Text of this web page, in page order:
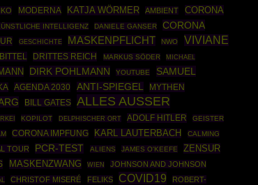
MODERNA KATJA WÖRMER AMBIENT
CORONA
INTELLIGENZ DANIELE GANSER
CORONA
GESCHICHTE MASKENPFLICHT NWO
VIVIANE
DRITTES REICH MARKUS SÖDER MICHAEL
DIRK POHLMANN YOUTUBE
SAMUEL
AGENDA 2030 ANTI-SPIEGEL
MYTHEN
BILL GATES
ALLES AUSSER
KOPILOT DELPHISCHER ORT ADOLF HITLER GEISTER
CORONA IMPFUNG KARL LAUTERBACH
CALMING
TOUR PCR-TEST ALIENS JAMES O'KEEFE ZENSUR
MASKENZWANG WIEN JOHNSON AND JOHNSON
CHRISTOF MISERÉ FELIKS COVID19
ROBERT-